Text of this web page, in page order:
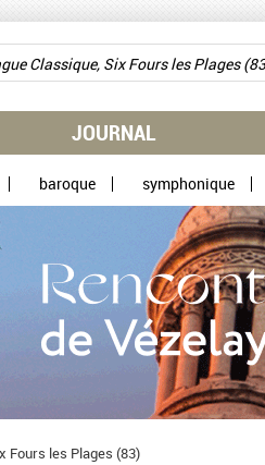
JOURNAL
baroque symphonique
Fours les Plages (83)